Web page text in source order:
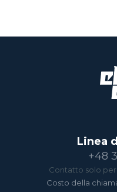
Linea
+48
Contatto solo
Costo della